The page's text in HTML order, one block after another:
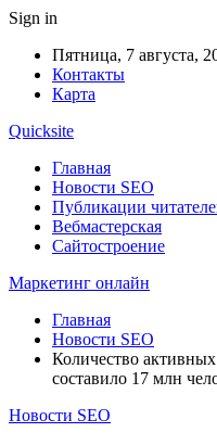
Sign in
Пятница, 7 августа,
Контакты
Карта
Quicksite
Главная
Новости SEO
Публикации
Вебмастерская
Сайтостроение
Маркетинг онлайн
Главная
Новости SEO
Количество
составило 17 млн
Новости SEO